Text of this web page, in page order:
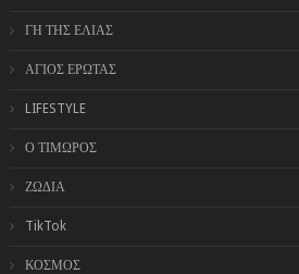
ΓΗ ΤΗΣ ΕΛΙΑΣ
ΑΓΙΟΣ ΕΡΩΤΑΣ
LIFESTYLE
Ο ΤΙΜΩΡΟΣ
ΖΩΔΙΑ
TikTok
ΚΟΣΜΟΣ